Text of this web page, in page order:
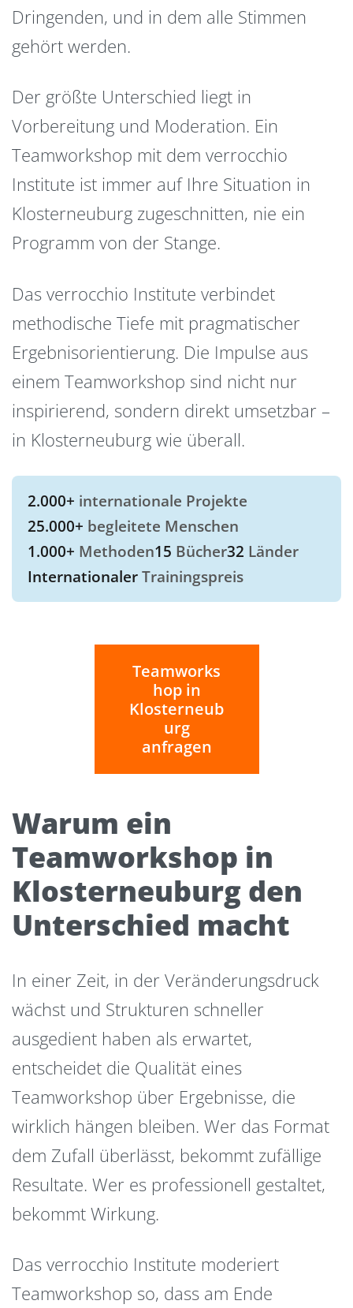
Dringenden, und in dem alle Stimmen
gehört werden.
Der größte Unterschied liegt in
Vorbereitung und Moderation. Ein
Teamworkshop mit dem verrocchio
Institute ist immer auf Ihre Situation in
Klosterneuburg zugeschnitten, nie ein
Programm von der Stange.
Das verrocchio Institute verbindet
methodische Tiefe mit pragmatischer
Ergebnisorientierung. Die Impulse aus
einem Teamworkshop sind nicht nur
inspirierend, sondern direkt umsetzbar –
in Klosterneuburg wie überall.
2.000+ internationale Projekte
25.000+ begleitete Menschen
1.000+ Methoden15 Bücher32 Länder
InternationalerTrainingspreis
Teamworks
hop in
Klosterneub
urg
anfragen
Warum ein
Teamworkshop in
Klosterneuburg den
Unterschied macht
In einer Zeit, in der Veränderungsdruck
wächst und Strukturen schneller
ausgedient haben als erwartet,
entscheidet die Qualität eines
Teamworkshop über Ergebnisse, die
wirklich hängen bleiben. Wer das Format
dem Zufall überlässt, bekommt zufällige
Resultate. Wer es professionell gestaltet,
bekommt Wirkung.
Das verrocchio Institute moderiert
Teamworkshop so, dass am Ende